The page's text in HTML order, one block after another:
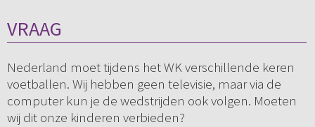
VRAAG
Nederland moet tijdens het WK verschillende keren
voetballen. Wij hebben geen televisie, maar via de
computer kun je de wedstrijden ook volgen. Moeten
wij dit onze kinderen verbieden?